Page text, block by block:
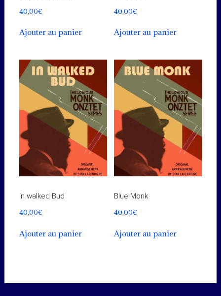
40,00€
Ajouter au panier
40,00€
Ajouter au panier
In walked Bud
40,00€
Ajouter au panier
Blue Monk
40,00€
Ajouter au panier